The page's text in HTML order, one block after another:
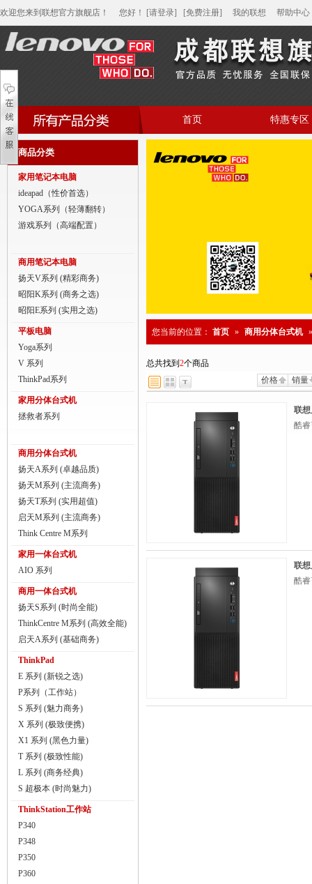
欢迎您来到联想官方旗舰店！ 您好 ！ [请登录] [免费注册] 我的联想 帮助中心
家用笔记本电脑
商用笔记本电脑
平板电脑
商用分体台式机
家用一体台式机
ThinkPad
ThinkStation工作站
联想服务器
首页 特惠专区
商品分类
家用笔记本电脑
ideapad（性价首选）
YOGA系列（轻薄翻转）
游戏系列（高端配置）
商用笔记本电脑
扬天V系列 (精彩商务)
昭阳K系列 (商务之选)
昭阳E系列 (实用之选)
平板电脑
Yoga系列
V 系列
ThinkPad系列
家用分体台式机
拯救者系列
商用分体台式机
扬天A系列 (卓越品质)
扬天M系列 (主流商务)
扬天T系列 (实用超值)
启天M系列 (主流商务)
Think Centre M系列
家用一体台式机
AIO 系列
商用一体台式机
扬天S系列 (时尚全能)
ThinkCentre M系列 (高效全能)
启天A系列 (基础商务)
ThinkPad
E 系列 (新锐之选)
P系列（工作站）
S 系列 (魅力商务)
X 系列 (极致便携)
X1 系列 (黑色力量)
T 系列 (极致性能)
L 系列 (商务经典)
S 超极本 (时尚魅力)
ThinkStation工作站
P340
P348
P350
P360
您当前的位置： 首页 » 商用分体台式机 »
总共找到 2个商品
价格
销量
联
酷睿
联
酷